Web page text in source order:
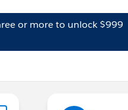
or more to unlock $999